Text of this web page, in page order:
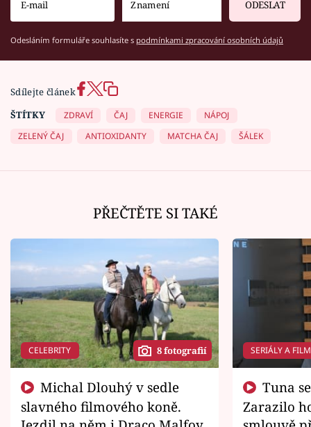
ODESLAT
Odesláním formuláře souhlasíte s podmínkami zpracování osobních údajů
Sdílejte článek
ŠTÍTKY
ZDRAVÍ ČAJ ENERGIE
NÁPOJ
ZELENÝ ČAJ
ANTIOXIDANTY MATCHA ČAJ ŠÁLEK
PŘEČTĚTE SI TAKÉ
CELEBRITY 8 fotografií
slavného filmového koně.
SERIÁLY A
Zarazilo